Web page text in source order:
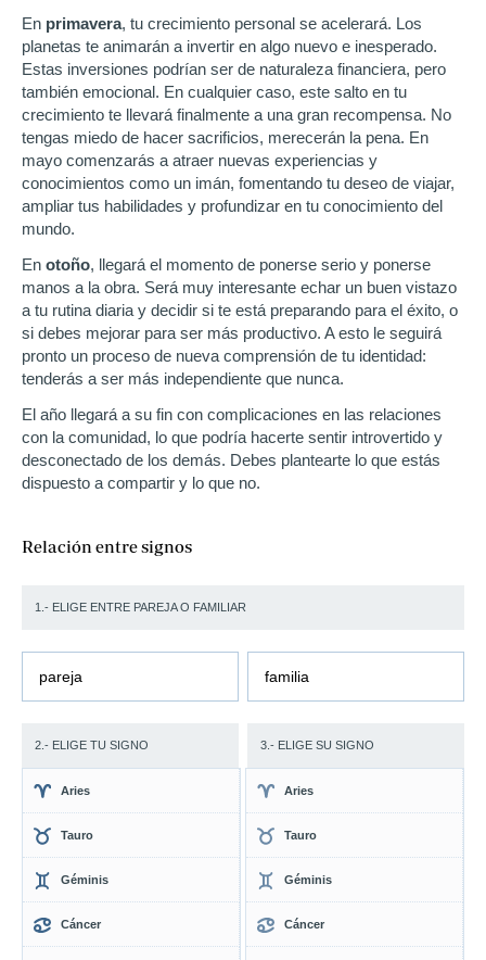
En primavera, tu crecimiento personal se acelerará. Los
planetas te animarán a invertir en algo nuevo e inesperado.
Estas inversiones podrían ser de naturaleza financiera, pero
también emocional. En cualquier caso, este salto en tu
crecimiento te llevará finalmente a una gran recompensa. No
tengas miedo de hacer sacrificios, merecerán la pena. En
mayo comenzarás a atraer nuevas experiencias y
conocimientos como un imán, fomentando tu deseo de viajar,
ampliar tus habilidades y profundizar en tu conocimiento del
mundo.
En otoño, llegará el momento de ponerse serio y ponerse
manos a la obra. Será muy interesante echar un buen vistazo
a tu rutina diaria y decidir si te está preparando para el éxito, o
si debes mejorar para ser más productivo. A esto le seguirá
pronto un proceso de nueva comprensión de tu identidad:
tenderás a ser más independiente que nunca.
El año llegará a su fin con complicaciones en las relaciones
con la comunidad, lo que podría hacerte sentir introvertido y
desconectado de los demás. Debes plantearte lo que estás
dispuesto a compartir y lo que no.
Relación entre signos
1.- ELIGE ENTRE PAREJA O FAMILIAR
pareja familia
2.- ELIGE TU SIGNO 3.- ELIGE SU SIGNO
Aries
Tauro
Géminis
Cáncer
Aries
Tauro
Géminis
Cáncer